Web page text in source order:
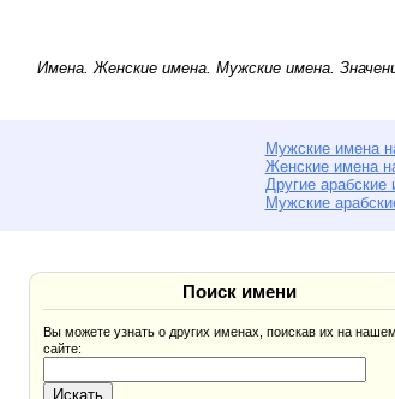
Имена.Женские имена.Мужские имена.
Мужские имена
Женские имена
Другие арабские
Мужские
Поиск имени
Вы можете узнать о других именах, поискав их на нашем
сайте: